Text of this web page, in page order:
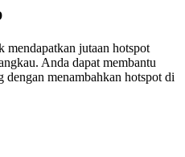
jutaan hotspot
Anda dapat membantu
menambahkan hotspot di